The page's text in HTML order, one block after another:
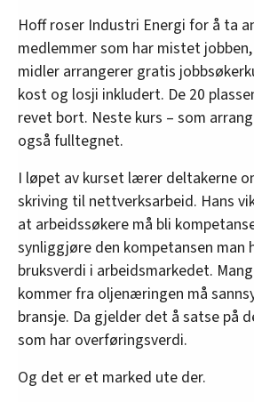
Hoff roser Industri Energi for å ta
medlemmer som har mistet
midler arrangerer gratis
kost og losji inkludert. De 20
revet bort. Neste kurs – som
også fulltegnet.
I løpet av kurset lærer deltakerne
skriving til nettverksarbeid. Hans
at arbeidssøkere må bli
synliggjøre den kompetansen man
bruksverdi i arbeidsmarkedet.
kommer fra oljenæringen må
bransje. Da gjelder det å satse på
som har overføringsverdi.
Og det er et marked ute der.